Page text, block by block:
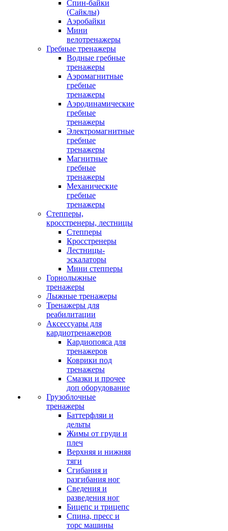
Спин-байки
(Сайклы)
Аэробайки
Мини
велотренажеры
Гребные тренажеры
Водные гребные
тренажеры
Аэромагнитные
гребные
тренажеры
Аэродинамические
гребные
тренажеры
Электромагнитные
гребные
тренажеры
Магнитные
гребные
тренажеры
Механические
гребные
тренажеры
Степперы,
кросстренеры, лестницы
Степперы
Кросстренеры
Лестницы-
эскалаторы
Мини степперы
Горнолыжные
тренажеры
Лыжные тренажеры
Тренажеры для
реабилитации
Аксессуары для
кардиотренажеров
Кардиопояса для
тренажеров
Коврики под
тренажеры
Смазки и прочее
доп оборудование
Грузоблочные
тренажеры
Баттерфляи и
дельты
Жимы от груди и
плеч
Верхняя и нижняя
тяги
Сгибания и
разгибания ног
Сведения и
разведения ног
Бицепс и трицепс
Спина, пресс и
торс машины